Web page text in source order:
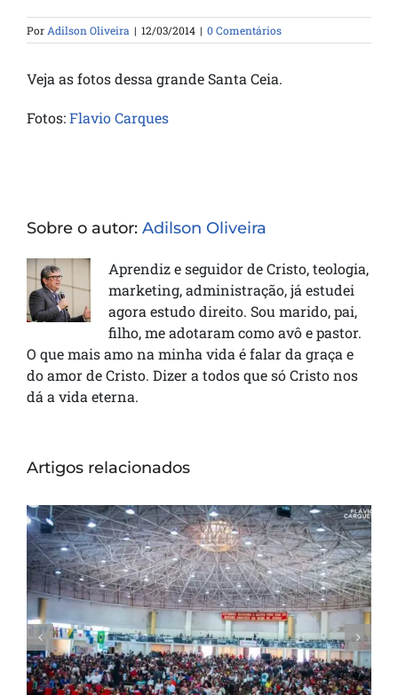
PorAdilson Oliveira | 12/03/2014 | 0 Comentários
Veja as fotos dessa grande Santa Ceia.
Fotos:Flavio Carques
Sobre o autor: Adilson Oliveira
Aprendiz e seguidor de Cristo, teologia,
marketing, administração, já estudei
agora estudo direito. Sou marido, pai,
filho, me adotaram como avô e pastor.
O que mais amo na minha vida é falar da graça e
do amor de Cristo. Dizer a todos que só Cristo nos
dá a vida eterna.
Artigos relacionados
Santa ceia de agosto